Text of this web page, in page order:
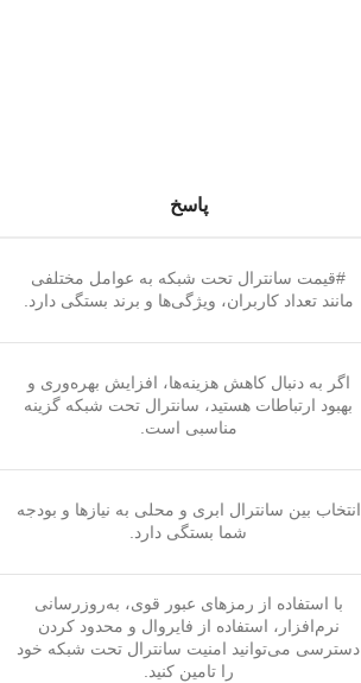
پاسخ
#قیمت سانترال تحت شبکه به عوامل مختلفی
مانند تعداد کاربران، ویژگی‌ها و برند بستگی دارد.
اگر به دنبال کاهش هزینه‌ها، افزایش بهره‌وری و
بهبود ارتباطات هستید، سانترال تحت شبکه گزینه
مناسبی است.
انتخاب بین سانترال ابری و محلی به نیازها و بودجه
شما بستگی دارد.
با استفاده از رمزهای عبور قوی، به‌روزرسانی
نرم‌افزار، استفاده از فایروال و محدود کردن
دسترسی می‌توانید امنیت سانترال تحت شبکه خود
را تامین کنید.